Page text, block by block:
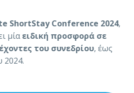
ShortStay Conference 2024,
μίαειδική προσφορά σε
του συνεδρίου, έως
2024.